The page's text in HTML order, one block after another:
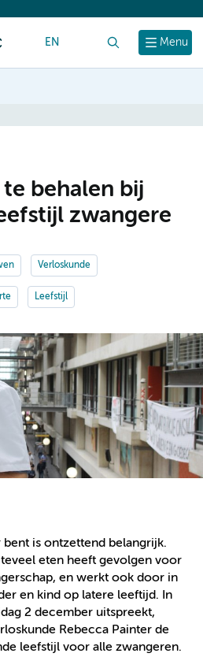
Menu
EN
behalen bij
zwangere
Verloskunde
Leefstijl
bent is ontzettend belangrijk.
eten heeft gevolgen voor
en werkt ook door in
en kind op latere leeftijd. In
2 december uitspreekt,
Rebecca Painter de
leefstijl voor alle zwangeren.